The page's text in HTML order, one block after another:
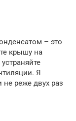
– это
крышу на
Я
реже двух раз